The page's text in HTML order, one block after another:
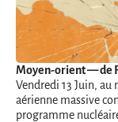
Moyen-orient— de
Vendredi 13 Juin,
aérienne massive
programme